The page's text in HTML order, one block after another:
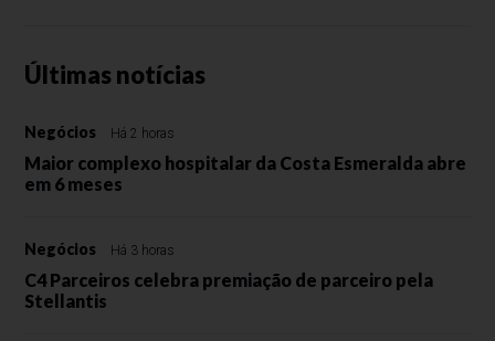
Últimas notícias
Negócios Há 2 horas
Maior complexo hospitalar da Costa Esmeralda abre
em 6 meses
Negócios Há 3 horas
C4 Parceiros celebra premiação de parceiro pela
Stellantis